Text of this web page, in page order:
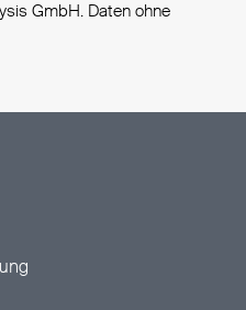
GmbH. Daten ohne